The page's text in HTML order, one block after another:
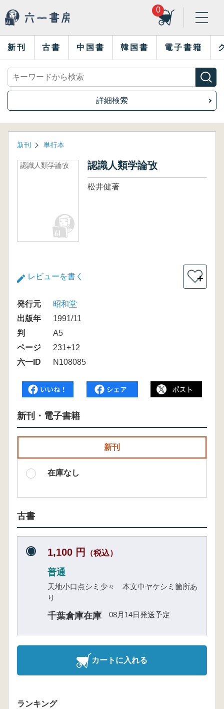
0
新刊 古書 中国書 韓国書 電子書籍
詳細検索
新刊 単行本
認識人類学論攷 認識人類学論攷
松井健著
レビューを書く ＋
発行元
昭和堂
出版年
1991/11
判
A5
ページ
231+12
六一ID
N108085
新刊・電子書籍
新刊
在庫なし
古書
1,100 円 （税込）
普通
天地小口点シミ少々 本文中ヤケシミ箇所あ
り
千葉倉庫在庫 08月14日発送予定
カートに入れる
ランキング